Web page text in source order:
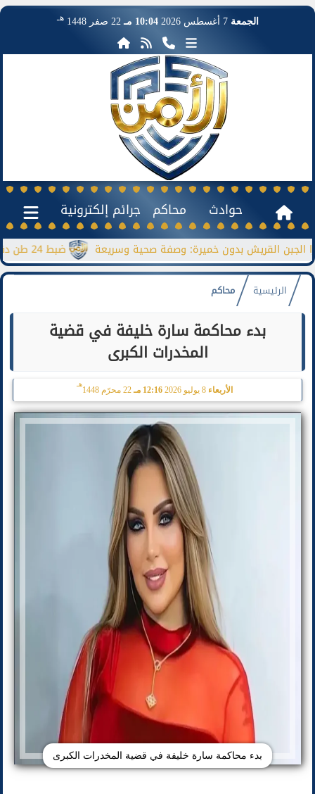
الجمعة 7 أغسطس 2026 10:04 مـ 22 صفر 1448 هـ
حوادث محاكم جرائم إلكترونية
ضبط 24 طن دقيق مدعم قبل بيعها بالسوق السوداء القريش بدون خميرة: وصفة صحية وسريعة
الرئيسية محاكم
بدء محاكمة سارة خليفة في قضية
المخدرات الكبرى
الأربعاء 12:16 مـ 22 محرّم 1448
هـ
بدء محاكمة سارة خليفة في قضية المخدرات الكبرى